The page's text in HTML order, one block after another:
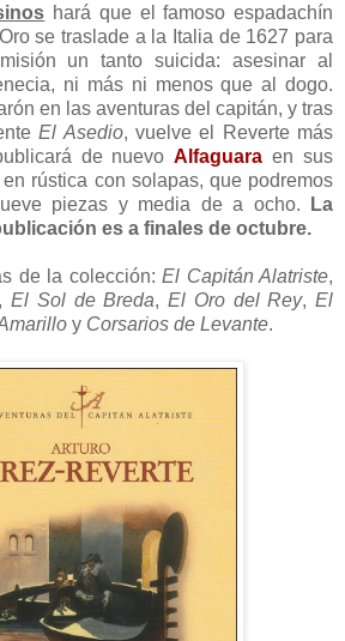
hará que el famoso espadachín
se traslade a la Italia de 1627 para
un tanto suicida: asesinar al
ni más ni menos que al dogo.
en las aventuras del capitán, y tras
El Asedio, vuelve el Reverte más
de nuevoAlfaguara en sus
rústica con solapas, que podremos
piezas y media de a ocho.
La
es a finales de octubre.
de la colección:El Capitán Alatriste,
,El Sol de Breda,El Oro del Rey,El
y Corsarios de Levante.